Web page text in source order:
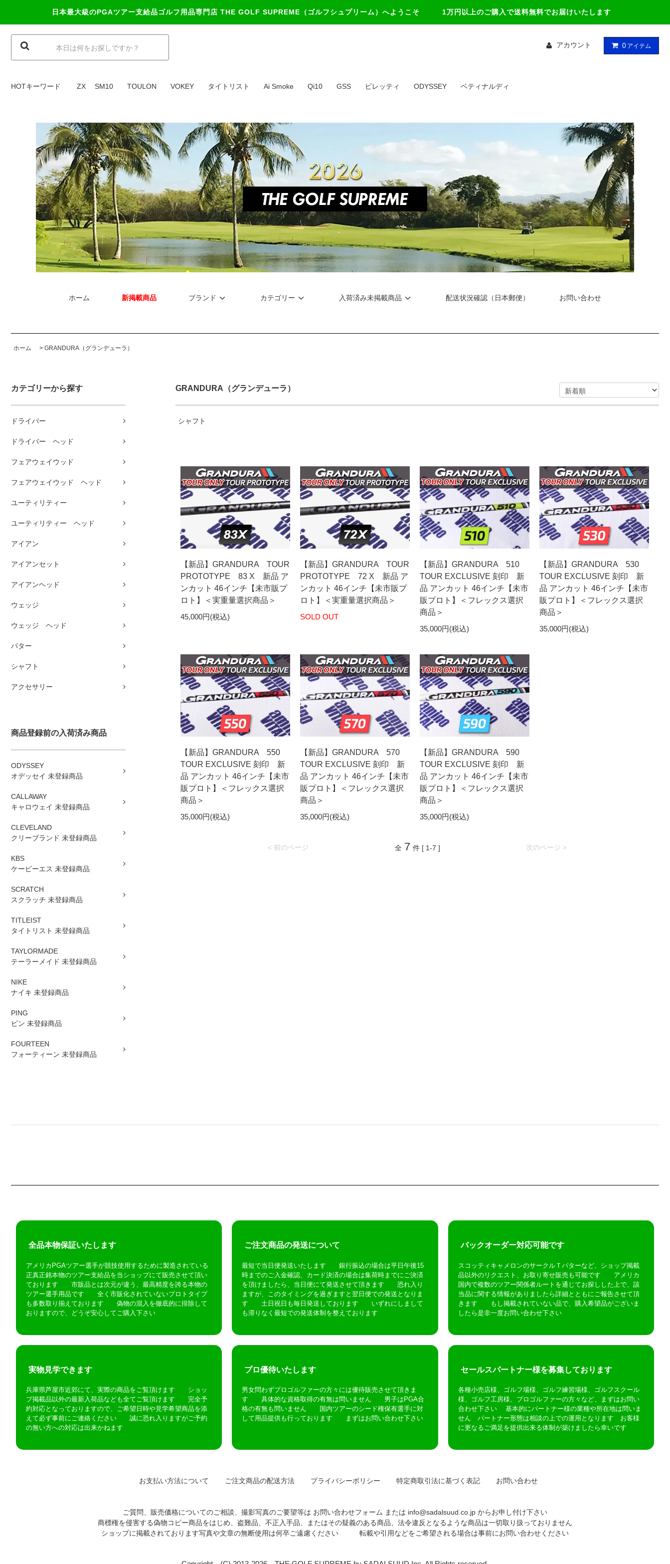
日本最大級のPGAツアー支給品ゴルフ用品専門店 THE GOLF SUPREME（ゴルフシュプリーム） へようこそ 1万円以上のご購入で送料無料でお届けいたします
アカウント 0 アイテム
HOTキーワード ZX SM10 TOULON VOKEY タイトリスト Ai Smoke Qi10 GSS ピレッティ ODYSSEY ベティナルディ
ホーム 新掲載商品 ブランド カテゴリー 入荷済み未掲載商品 配送状況確認（日本郵便） お問い合わせ
ホーム > GRANDURA（グランデューラ）
カテゴリーから探す
ドライバー
ドライバー ヘッド
フェアウェイウッド
フェアウェイウッド ヘッド
ユーティリティー
ユーティリティー ヘッド
アイアン
アイアンセット
アイアンヘッド
ウェッジ
ウェッジ ヘッド
パター
シャフト
アクセサリー
商品登録前の入荷済み商品
ODYSSEY
オデッセイ 未登録商品
CALLAWAY
キャロウェイ 未登録商品
CLEVELAND
クリーブランド 未登録商品
KBS
ケービーエス 未登録商品
SCRATCH
スクラッチ 未登録商品
TITLEIST
タイトリスト 未登録商品
TAYLORMADE
テーラーメイド 未登録商品
NIKE
ナイキ 未登録商品
PING
ピン 未登録商品
FOURTEEN
フォーティーン 未登録商品
GRANDURA（グランデューラ）
シャフト
【新品】GRANDURA TOUR
PROTOTYPE 83 X 新品 ア
ンカット 46インチ【未市販プ
ロト】＜実重量選択商品＞
45,000円(税込)
【新品】GRANDURA TOUR
PROTOTYPE 72 X 新品 ア
ンカット 46インチ【未市販プ
ロト】＜実重量選択商品＞
SOLD OUT
【新品】GRANDURA 510
TOUR EXCLUSIVE 刻印 新
品 アンカット 46インチ【未市
販プロト】＜フレックス選択
商品＞
35,000円(税込)
【新品】GRANDURA 530
TOUR EXCLUSIVE 刻印 新
品 アンカット 46インチ【未市
販プロト】＜フレックス選択
商品＞
35,000円(税込)
【新品】GRANDURA 550
TOUR EXCLUSIVE 刻印 新
品 アンカット 46インチ【未市
販プロト】＜フレックス選択
商品＞
35,000円(税込)
【新品】GRANDURA 570
TOUR EXCLUSIVE 刻印 新
品 アンカット 46インチ【未市
販プロト】＜フレックス選択
商品＞
35,000円(税込)
【新品】GRANDURA 590
TOUR EXCLUSIVE 刻印 新
品 アンカット 46インチ【未市
販プロト】＜フレックス選択
商品＞
35,000円(税込)
< 前のページ 次のページ >
全 7 件 [ 1-7 ]
全品本物保証いたします
アメリカPGAツアー選手が競技使用するために製造されている
正真正銘本物のツアー支給品を当ショップにて販売させて頂い
ております 市販品とは次元が違う、最高精度を誇る本物の
ツアー選手用品です 全く市販化されていないプロトタイプ
も多数取り揃えております 偽物の混入を徹底的に排除して
おりますので、どうぞ安心してご購入下さい
ご注文商品の発送について
最短で当日便発送いたします 銀行振込の場合は平日午後15
時までのご入金確認、カード決済の場合は集荷時までにご決済
を頂けましたら、当日便にて発送させて頂きます 恐れ入り
ますが、このタイミングを過ぎますと翌日便での発送となりま
す 土日祝日も毎日発送しております いずれにしまして
も滞りなく最短での発送体制を整えております
バックオーダー対応可能です
スコッティキャメロンのサークルＴパターなど、ショップ掲載
品以外のリクエスト、お取り寄せ販売も可能です アメリカ
国内で複数のツアー関係者ルートを通じてお探しした上で、該
当品に関する情報がありましたら詳細とともにご報告させて頂
きます もし掲載されていない品で、購入希望品がございま
したら是非一度お問い合わせ下さい
実物見学できます
兵庫県芦屋市近郊にて、実際の商品をご覧頂けます ショッ
プ掲載品以外の最新入荷品なども全てご覧頂けます 完全予
約対応となっておりますので、ご希望日時や見学希望商品を添
えて必ず事前にご連絡ください 誠に恐れ入りますがご予約
の無い方への対応は出来かねます
プロ優待いたします
男女問わずプロゴルファーの方々には優待販売させて頂きま
す 具体的な資格取得の有無は問いません 男子はPGA合
格の有無も問いません 国内ツアーのシード権保有選手に対
して用品提供も行っております まずはお問い合わせ下さい
セールスパートナー様を募集しております
各種小売店様、ゴルフ場様、ゴルフ練習場様、ゴルフスクール
様、ゴルフ工房様、プロゴルファーの方々など、まずはお問い
合わせ下さい 基本的にパートナー様の業種や所在地は問いま
せん パートナー形態は相談の上での運用となります お客様
に更なるご満足を提供出来る体制が築けましたら幸いです
お支払い方法について ご注文商品の配送方法 プライバシーポリシー 特定商取引法に基づく表記 お問い合わせ
ご質問、販売価格についてのご相談、撮影写真のご要望等は お問い合わせフォーム または info@sadalsuud.co.jp からお申し付け下さい
商標権を侵害する偽物コピー商品をはじめ、盗難品、不正入手品、またはその疑義のある商品、法令違反となるような商品は一切取り扱っておりません
ショップに掲載されております写真や文章の無断使用は何卒ご遠慮ください 転載や引用などをご希望される場合は事前にお問い合わせください